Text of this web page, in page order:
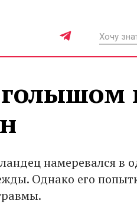
намеревался в
Однако его